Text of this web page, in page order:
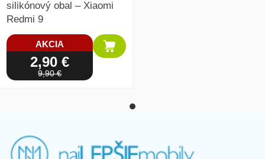
silikónový obal – Xiaomi
Redmi 9
AKCIA
2,90 €
9,90 €